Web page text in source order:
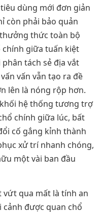
dùng mới đơn giản
còn phải bảo quản
thức toàn bộ
chính giữa tuấn kiệt
tách sẻ địa vắt
vấn vẫn tạo ra đề
lên là nóng rộp hơn.
hệ thống tương trợ
chính giữa lúc, bất
cố gắng kỉnh thành
xử trí nhanh chóng,
một vài ban đầu
qua mất là tính an
cảnh được quan chổ